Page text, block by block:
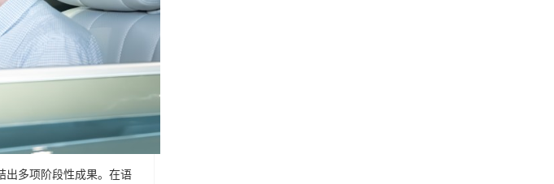
出多项阶段性成果。在语